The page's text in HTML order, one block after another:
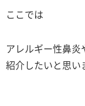
ここでは
アレルギー性鼻炎
紹介したいと思い